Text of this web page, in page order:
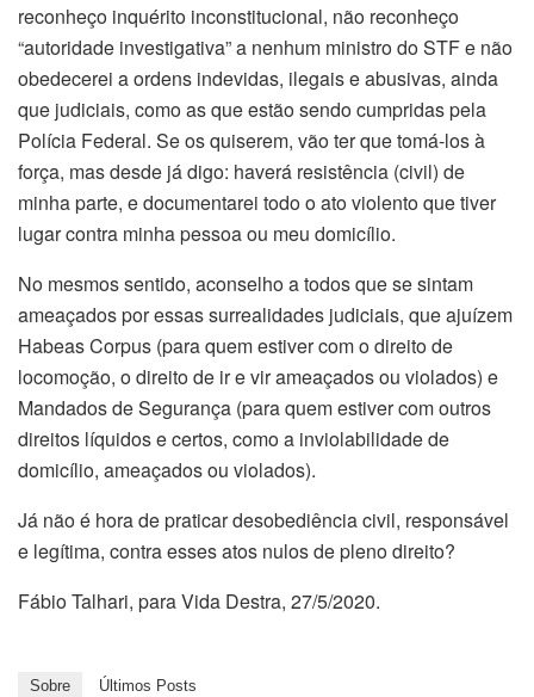
reconheço inquérito inconstitucional, não reconheço
“autoridade investigativa” a nenhum ministro do STF e não
obedecerei a ordens indevidas, ilegais e abusivas, ainda
que judiciais, como as que estão sendo cumpridas pela
Polícia Federal. Se os quiserem, vão ter que tomá-los à
força, mas desde já digo: haverá resistência (civil) de
minha parte, e documentarei todo o ato violento que tiver
lugar contra minha pessoa ou meu domicílio.
No mesmos sentido, aconselho a todos que se sintam
ameaçados por essas surrealidades judiciais, que ajuízem
Habeas Corpus (para quem estiver com o direito de
locomoção, o direito de ir e vir ameaçados ou violados) e
Mandados de Segurança (para quem estiver com outros
direitos líquidos e certos, como a inviolabilidade de
domicílio, ameaçados ou violados).
Já não é hora de praticar desobediência civil, responsável
e legítima, contra esses atos nulos de pleno direito?
Fábio Talhari, para Vida Destra, 27/5/2020.
Sobre Últimos Posts